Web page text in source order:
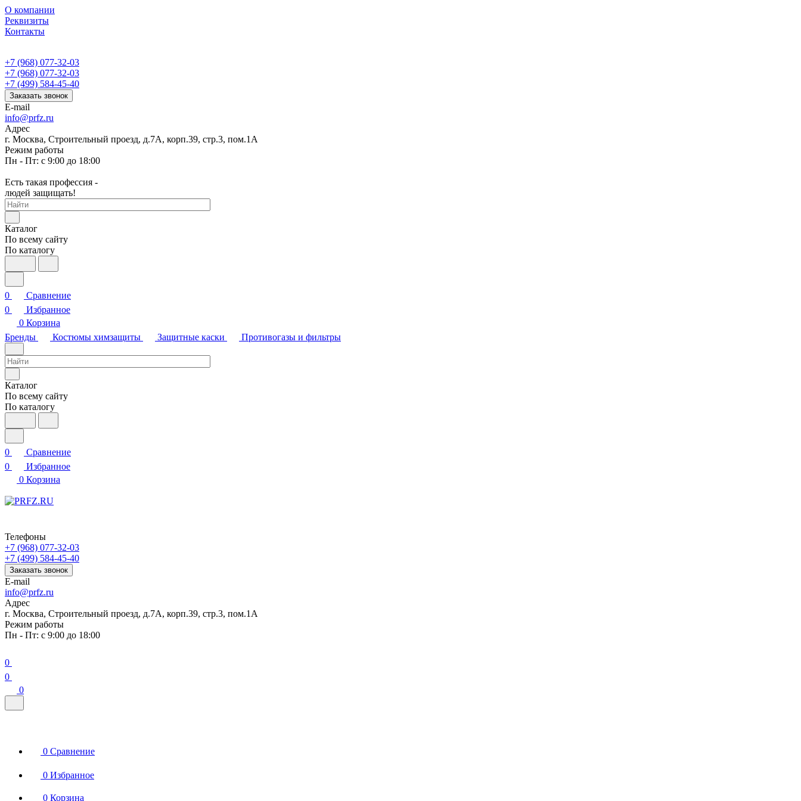
О компании
Реквизиты
Контакты
+7 (968) 077-32-03
+7 (968) 077-32-03
+7 (499) 584-45-40
Заказать звонок
E-mail
info@prfz.ru
Адрес
г. Москва, Строительный проезд, д.7А, корп.39, стр.3, пом.1А
Режим работы
Пн - Пт: с 9:00 до 18:00
Есть такая профессия -
людей защищать!
Каталог
По всему сайту
По каталогу
0
Сравнение
0
Избранное
0 Корзина
Бренды
Костюмы химзащиты Защитные каски Противогазы и фильтры
Каталог
По всему сайту
По каталогу
0
Сравнение
0
Избранное
0 Корзина
Телефоны
+7 (968) 077-32-03
+7 (499) 584-45-40
Заказать звонок
E-mail
info@prfz.ru
Адрес
г. Москва, Строительный проезд, д.7А, корп.39, стр.3, пом.1А
Режим работы
Пн - Пт: с 9:00 до 18:00
0
0
0
0 Сравнение
0 Избранное
0 Корзина